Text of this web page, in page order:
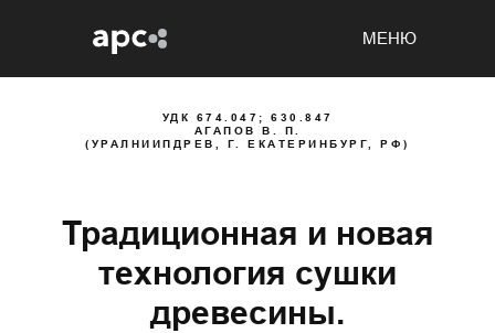
МЕНЮ
УДК 674.047; 630.847
АГАПОВ В. П.
(УРАЛНИИПДРЕВ, Г. ЕКАТЕРИНБУРГ, РФ)
Традиционная и новая
технология сушки
древесины.